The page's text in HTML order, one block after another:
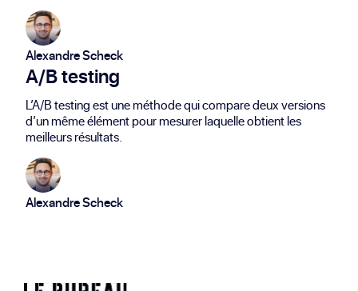
Alexandre Scheck
A/B testing
L’A/B testing est une méthode qui compare deux versions
d’un même élément pour mesurer laquelle obtient les
meilleurs résultats.
Alexandre Scheck